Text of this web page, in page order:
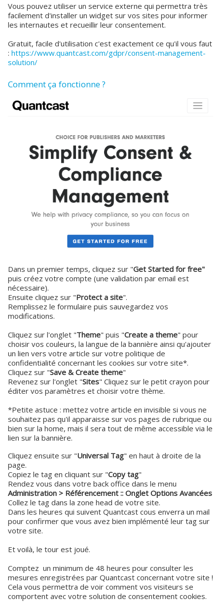
Vous pouvez utiliser un service externe qui permettra très
facilement d'installer un widget sur vos sites pour informer
les internautes et recueillir leur consentement.
Gratuit, facile d'utilisation c'est exactement ce qu'il vous faut
: https://www.quantcast.com/gdpr/consent-management-
solution/
Comment ça fonctionne ?
Dans un premier temps, cliquez sur "Get Started for free"
puis créez votre compte (une validation par email est
nécessaire).
Ensuite cliquez sur "Protect a site".
Remplissez le formulaire puis sauvegardez vos
modifications.
Cliquez sur l'onglet "Theme" puis "Create a theme" pour
choisir vos couleurs, la langue de la bannière ainsi qu'ajouter
un lien vers votre article sur votre politique de
confidentialité concernant les cookies sur votre site*.
Cliquez sur "Save & Create theme"
Revenez sur l'onglet "Sites" Cliquez sur le petit crayon pour
éditer vos paramètres et choisir votre thème.
*Petite astuce : mettez votre article en invisible si vous ne
souhaitez pas qu'il apparaisse sur vos pages de rubrique ou
bien sur la home, mais il sera tout de même accessible via le
lien sur la bannière.
Cliquez ensuite sur "Universal Tag" en haut à droite de la
page.
Copiez le tag en cliquant sur "Copy tag"
Rendez vous dans votre back office dans le menu
Administration > Référencement :: Onglet Options Avancées
Collez le tag dans la zone head de votre site.
Dans les heures qui suivent Quantcast cous enverra un mail
pour confirmer que vous avez bien implémenté leur tag sur
votre site.
Et voilà, le tour est joué.
Comptez un minimum de 48 heures pour consulter les
mesures enregistrées par Quantcast concernant votre site !
Cela vous permettra de voir comment vos visiteurs se
comportent avec votre solution de consentement cookies.